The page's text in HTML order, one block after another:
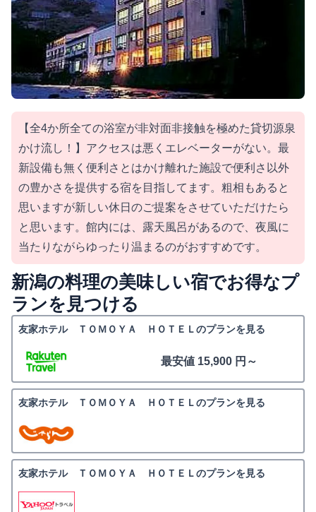
【全4か所全ての浴室が非対面非接触を極めた貸切源泉
かけ流し！】アクセスは悪くエレベーターがない。最
新設備も無く便利さとはかけ離れた施設で便利さ以外
の豊かさを提供する宿を目指してます。粗相もあると
思いますが新しい休日のご提案をさせていただけたら
と思います。館内には、露天風呂があるので、夜風に
当たりながらゆったり温まるのがおすすめです。
新潟の料理の美味しい宿でお得なプ
ランを見つける
友家ホテル ＴＯＭＯＹＡ ＨＯＴＥＬのプランを見る
最安値 15,900 円～
友家ホテル ＴＯＭＯＹＡ ＨＯＴＥＬのプランを見る
友家ホテル ＴＯＭＯＹＡ ＨＯＴＥＬのプランを見る